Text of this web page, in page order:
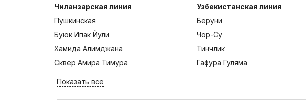
Чиланзарская линия
Пушкинская
Буюк Ипак Йули
Хамида Алимджана
Сквер Амира Тимура
Узбекистанская линия
Беруни
Чор-Су
Тинчлик
Гафура Гуляма
Показать все